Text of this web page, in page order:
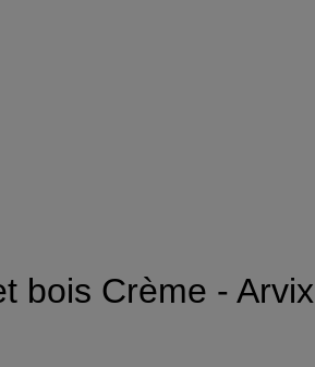
bois Crème - Arvix